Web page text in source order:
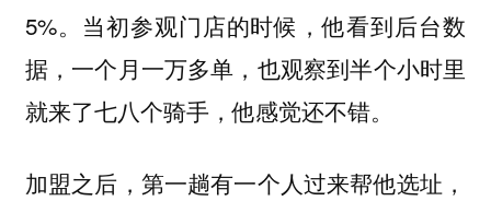
5%。当初参观门店的时候，他看到后台数
据，一个月一万多单，也观察到半个小时里
就来了七八个骑手，他感觉还不错。
加盟之后，第一趟有一个人过来帮他选址，